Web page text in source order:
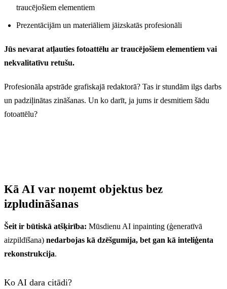
traucējošiem elementiem
Prezentācijām un materiāliem jāizskatās profesionāli
Jūs nevarat atļauties fotoattēlu ar traucējošiem elementiem vai
nekvalitatīvu retušu.
Profesionāla apstrāde grafiskajā redaktorā? Tas ir stundām ilgs darbs
un padziļinātas zināšanas. Un ko darīt, ja jums ir desmitiem šādu
fotoattēlu?
Kā AI var noņemt objektus bez
izpludināšanas
Šeit ir būtiskā atšķirība: Mūsdienu AI inpainting (ģeneratīvā
aizpildīšana) nedarbojas kā dzēšgumija, bet gan kā inteliģenta
rekonstrukcija.
Ko AI dara citādi?